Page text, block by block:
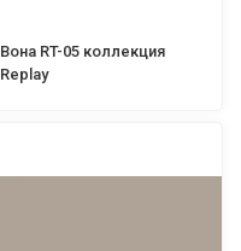
Вона RT-05 коллекция
Replay